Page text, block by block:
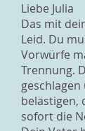
Liebe Julia
Das mit
Leid. Du
Vorwürfe
Trennung.
belästigen,
sofort die